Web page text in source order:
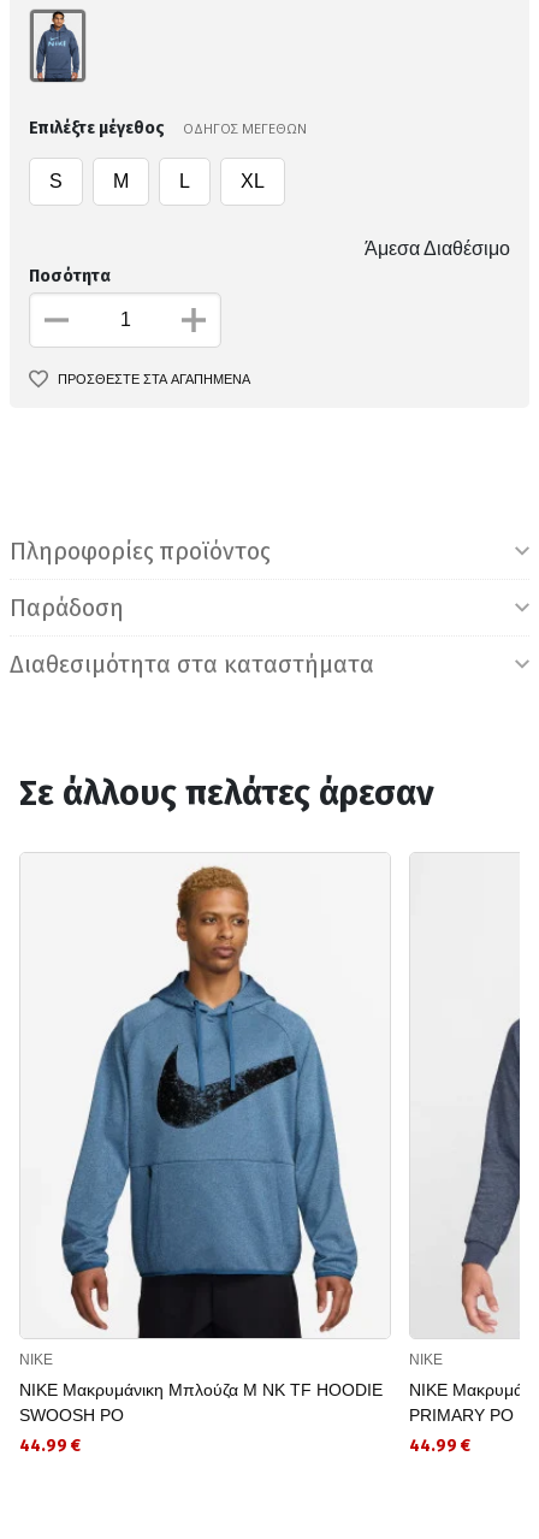
Επιλέξτε μέγεθος ΟΔΗΓΟΣ ΜΕΓΕΘΩΝ
S M L XL
Άμεσα Διαθέσιμο
Ποσότητα
ΠΡΟΣΘΕΣΤΕ ΣΤΑ ΑΓΑΠΗΜΕΝΑ
Πληροφορίες προϊόντος
Παράδοση
Διαθεσιμότητα στα καταστήματα
Σε άλλους πελάτες άρεσαν
NIKE
NIKE Μακρυμάνικη Μπλούζα M NK TF HOODIE
SWOOSH PO
44.99 €
NIKE
NIKE
PRIMARY PO
44.99 €